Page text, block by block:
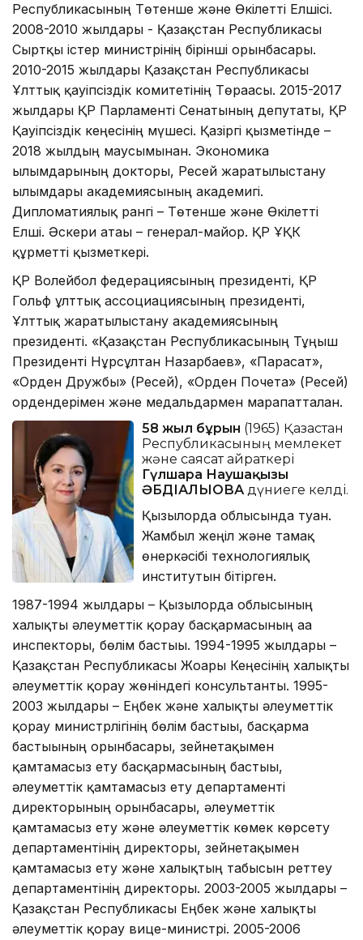
Республикасының Төтенше және Өкілетті Елшісі.
2008-2010 жылдары - Қазақстан Республикасы
Сыртқы істер министрінің бірінші орынбасары.
2010-2015 жылдары Қазақстан Республикасы
Ұлттық қауіпсіздік комитетінің Төрағасы. 2015-2017
жылдары ҚР Парламенті Сенатының депутаты, ҚР
Қауіпсіздік кеңесінің мүшесі. Қазіргі қызметінде –
2018 жылдың маусымынан. Экономика
ғылымдарының докторы, Ресей жаратылыстану
ғылымдары академиясының академигі.
Дипломатиялық рангі – Төтенше және Өкілетті
Елші. Әскери атағы – генерал-майор. ҚР ҰҚК
құрметті қызметкері.
ҚР Волейбол федерациясының президенті, ҚР
Гольф ұлттық ассоциациясының президенті,
Ұлттық жаратылыстану академиясының
президенті. «Қазақстан Республикасының Тұңғыш
Президенті Нұрсұлтан Назарбаев», «Парасат»,
«Орден Дружбы» (Ресей), «Орден Почета» (Ресей)
ордендерімен және медальдармен марапатталған.
58 жыл бұрын (1965) Қазақстан
Республикасының мемлекет
және саясат қайраткері
Гүлшара Наушақызы
ӘБДІҚАЛЫҚОВА дүниеге келді.
Қызылорда облысында туған.
Жамбыл жеңіл және тамақ
өнеркәсібі технологиялық
институтын бітірген.
1987-1994 жылдары – Қызылорда облысының
халықты әлеуметтік қорғау басқармасының аға
инспекторы, бөлім бастығы. 1994-1995 жылдары –
Қазақстан Республикасы Жоғарғы Кеңесінің халықты
әлеуметтік қорғау жөніндегі консультанты. 1995-
2003 жылдары – Еңбек және халықты әлеуметтік
қорғау министрлігінің бөлім бастығы, басқарма
бастығының орынбасары, зейнетақымен
қамтамасыз ету басқармасының бастығы,
әлеуметтік қамтамасыз ету департаменті
директорының орынбасары, әлеуметтік
қамтамасыз ету және әлеуметтік көмек көрсету
департаментінің директоры, зейнетақымен
қамтамасыз ету және халықтың табысын реттеу
департаментінің директоры. 2003-2005 жылдары –
Қазақстан Республикасы Еңбек және халықты
әлеуметтік қорғау вице-министрі. 2005-2006